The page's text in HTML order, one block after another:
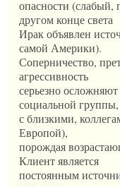
опасности (слабый,
другом конце света
Ирак объявлен
самой Америки).
Соперничество,
агрессивность
серьезно
социальной группы,
с близкими,
Европой),
порождая
Клиент является
постоянным